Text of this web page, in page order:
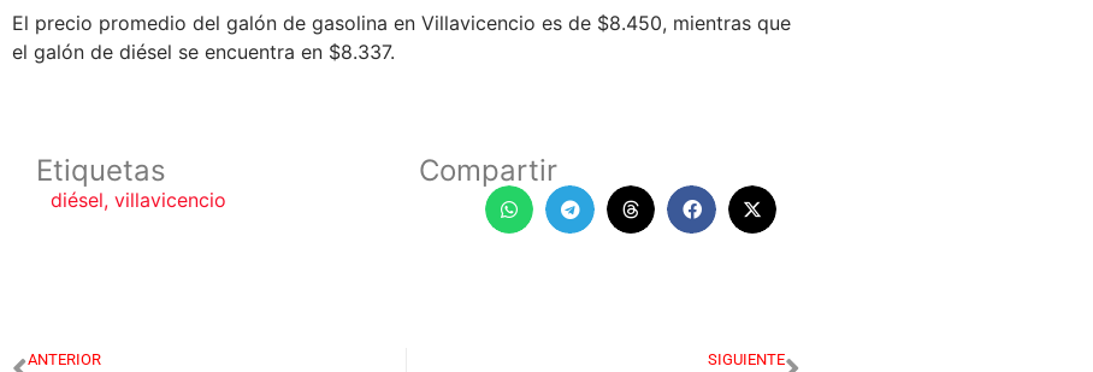
El precio promedio del galón de gasolina en Villavicencio es de $8.450, mientras que
el galón de diésel se encuentra en $8.337.
Etiquetas
diésel, villavicencio
Compartir
ANTERIOR SIGUIENTE